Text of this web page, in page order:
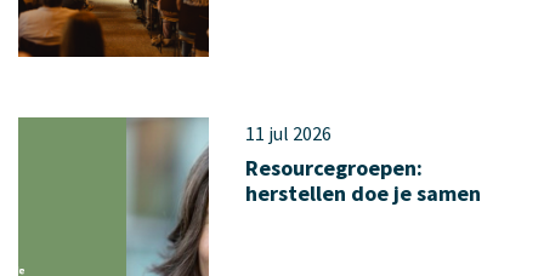
11 jul 2026
Resourcegroepen:
herstellen doe je samen